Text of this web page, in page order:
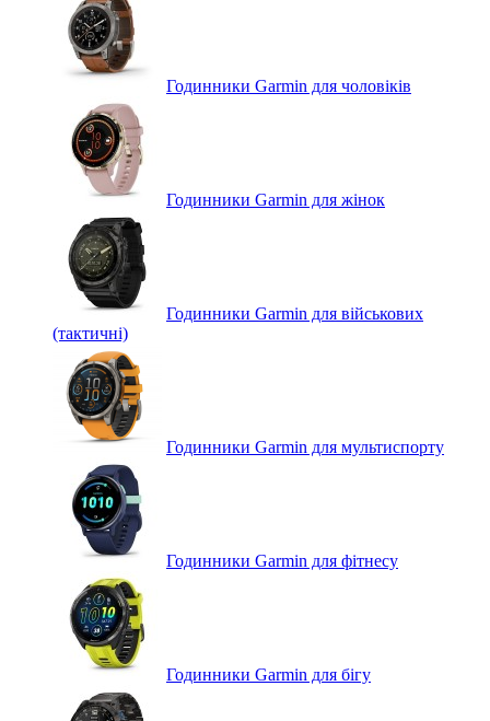
Годинники Garmin для чоловіків
Годинники Garmin для жінок
Годинники Garmin для військових
(тактичні)
Годинники Garmin для мультиспорту
Годинники Garmin для фітнесу
Годинники Garmin для бігу